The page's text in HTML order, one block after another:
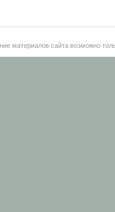
материалов сайта возможно